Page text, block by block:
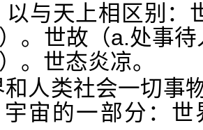
与天上相区别：
。世故（a.处事待
。世态炎凉。
人类社会一切事
宙的一部分：